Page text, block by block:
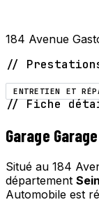
184 Avenue
//
ENTRETIEN ET
// Fiche
Garage
Situé au 184
département
Automobile est